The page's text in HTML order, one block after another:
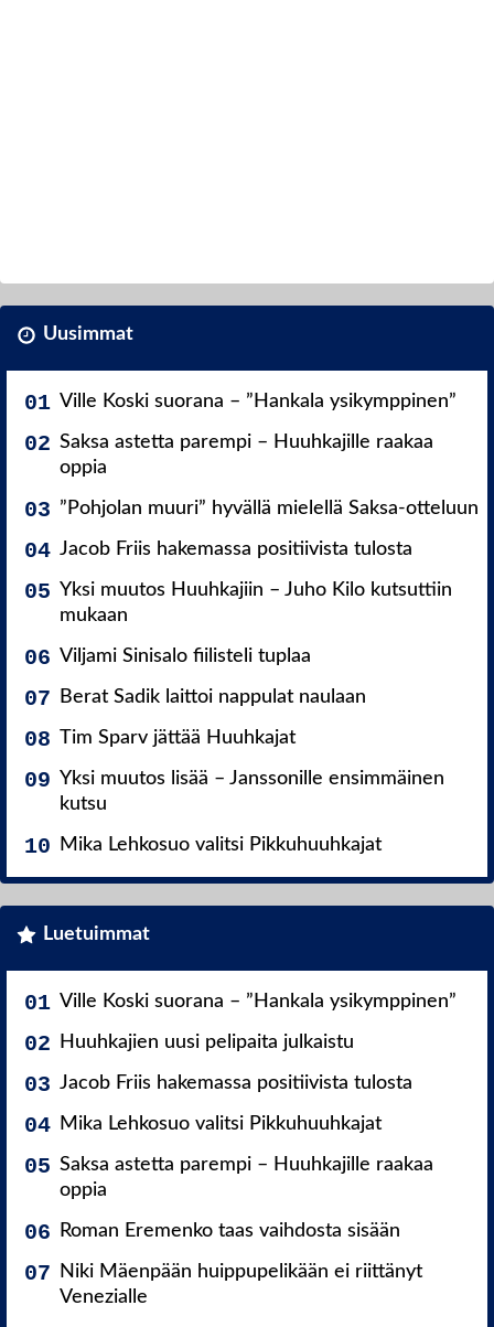
Uusimmat
Ville Koski suorana – ”Hankala ysikymppinen”
Saksa astetta parempi – Huuhkajille raakaa
oppia
”Pohjolan muuri” hyvällä mielellä Saksa-otteluun
Jacob Friis hakemassa positiivista tulosta
Yksi muutos Huuhkajiin – Juho Kilo kutsuttiin
mukaan
Viljami Sinisalo fiilisteli tuplaa
Berat Sadik laittoi nappulat naulaan
Tim Sparv jättää Huuhkajat
Yksi muutos lisää – Janssonille ensimmäinen
kutsu
Mika Lehkosuo valitsi Pikkuhuuhkajat
Luetuimmat
Ville Koski suorana – ”Hankala ysikymppinen”
Huuhkajien uusi pelipaita julkaistu
Jacob Friis hakemassa positiivista tulosta
Mika Lehkosuo valitsi Pikkuhuuhkajat
Saksa astetta parempi – Huuhkajille raakaa
oppia
Roman Eremenko taas vaihdosta sisään
Niki Mäenpään huippupelikään ei riittänyt
Venezialle